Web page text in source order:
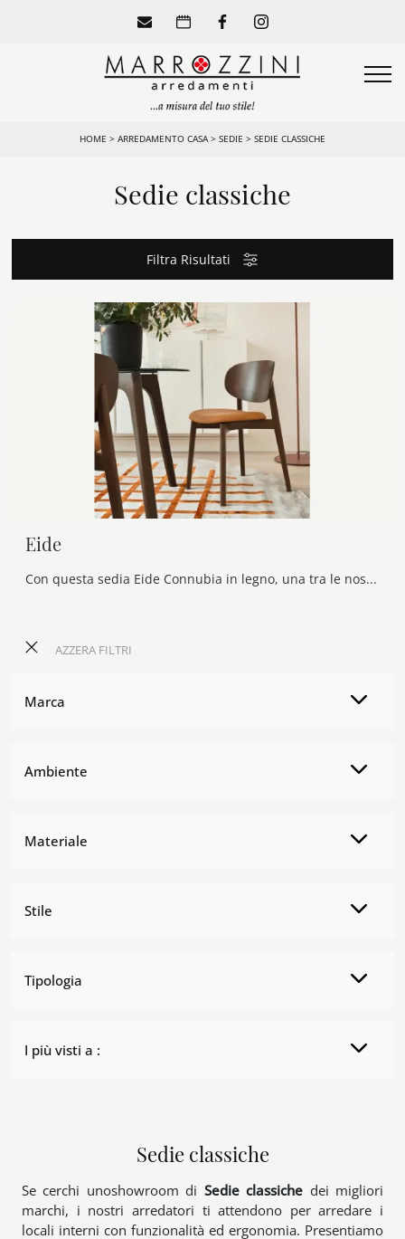
HOME > ARREDAMENTO CASA> SEDIE > SEDIE CLASSICHE
Sedie classiche
AZZERA FILTRI
Marca
Ambiente
Materiale
Stile
Tipologia
I più visti a :
Filtra Risultati
Eide
Con questa sedia Eide Connubia in legno, una tra le nostre sedute fisse classiche, potrai completare i tuoi interni.
Sedie classiche
Se cerchi unoshowroom di Sedie classiche dei migliori
marchi, i nostri arredatori ti attendono per arredare i
locali interni con funzionalità ed ergonomia. Presentiamo